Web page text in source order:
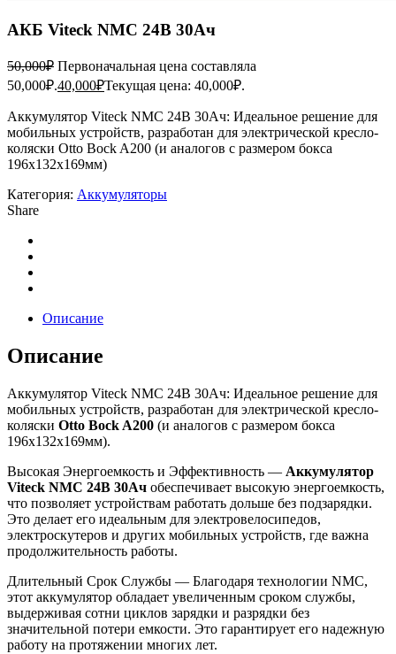
АКБ Viteck NMC 24В 30Ач
50,000₽ Первоначальная цена составляла
50,000₽.40,000₽Текущая цена: 40,000₽.
Аккумулятор Viteck NMC 24В 30Ач: Идеальное решение для
мобильных устройств, разработан для электрической кресло-
коляски Otto Bock A200 (и аналогов с размером бокса
196х132х169мм)
Категория: Аккумуляторы
Share
Описание
Описание
Аккумулятор Viteck NMC 24В 30Ач: Идеальное решение для
мобильных устройств, разработан для электрической кресло-
коляски Otto Bock A200 (и аналогов с размером бокса
196х132х169мм).
Высокая Энергоемкость и Эффективность — Аккумулятор
Viteck NMC 24В 30Ач обеспечивает высокую энергоемкость,
что позволяет устройствам работать дольше без подзарядки.
Это делает его идеальным для электровелосипедов,
электроскутеров и других мобильных устройств, где важна
продолжительность работы.
Длительный Срок Службы — Благодаря технологии NMC,
этот аккумулятор обладает увеличенным сроком службы,
выдерживая сотни циклов зарядки и разрядки без
значительной потери емкости. Это гарантирует его надежную
работу на протяжении многих лет.